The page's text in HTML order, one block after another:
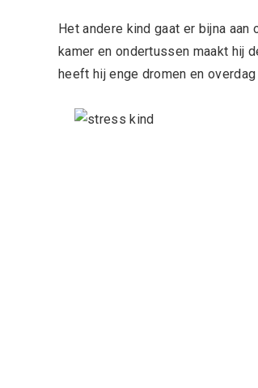
Het andere kind gaat er bijna aan
kamer en ondertussen maakt hij
heeft hij enge dromen en